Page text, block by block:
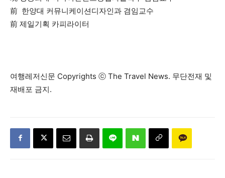
前 한양대 커뮤니케이션디자인과 겸임교수
前 제일기획 카피라이터
여행레저신문 Copyrights ⓒ The Travel News. 무단전재 및
재배포 금지.